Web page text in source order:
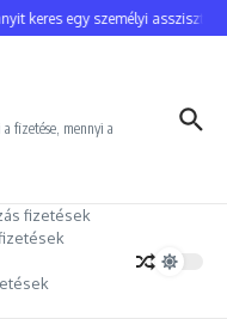
keres egy személyi asszisztens?
fizetése, mennyi a
fizetések